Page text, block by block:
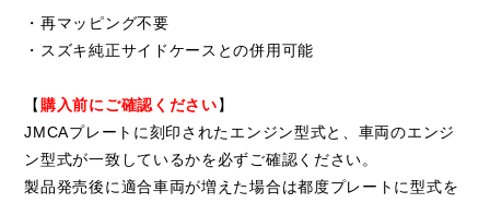
・再マッピング不要
・スズキ純正サイドケースとの併用可能
【購入前にご確認ください】
JMCAプレートに刻印されたエンジン型式と、車両のエンジ
ン型式が一致しているかを必ずご確認ください。
製品発売後に適合車両が増えた場合は都度プレートに型式を